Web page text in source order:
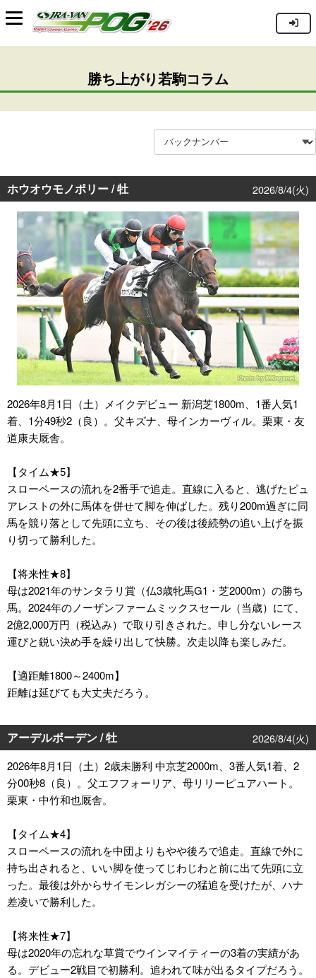
勝ち上がり若駒コラム
ホウオウモノポリー / 牡 2026/8/4(火)
2026年8月1日（土）メイクデビュー 新潟芝1800m、1番人気1
着、1分49秒2（良）。父キズナ、母インカーヴィル。栗東・友
道康夫厩舎。
【タイム★5】
スローペースの流れを2番手で追走。直線に入ると、逃げたピュ
アレストの外に馬体を併せて脚を伸ばした。残り200m過ぎに同
馬を競り落として先頭に立ち、その後は後続勢の追い上げを振
り切って勝利した。
【将来性★8】
母は2021年のサンタラリ賞（仏3歳牝馬G1・芝2000m）の勝ち
馬。2024年のノーザンファームミックスセール（当歳）にて、
2億2,000万円（税込み）で取り引きされた。申し分ないレース
運びと鋭い決め手を繰り出して快勝。次走以降も楽しみだ。
【適距離1800～2400m】
距離は延びても大丈夫だろう。
アーデルボーデン / 牡
2026/8/4(火)
2026年8月1日（土）2歳未勝利 中京芝2000m、3番人気1着、2
分00秒8（良）。父エフフォーリア、母リリーピュアハート。
栗東・中竹和也厩舎。
【タイム★4】
スローペースの流れを中団よりもやや後ろで追走。直線で外に
持ち出されると、いい脚を使ってじわじわと前に出て先頭に立
った。最後は外からサイモンレガシーの猛追を受けたが、ハナ
差凌いで勝利した。
【将来性★7】
母は2020年の忘れな草賞でウインマイティーの3着の実績があ
る。デビュー2戦目で初勝利。追われて味が出るタイプだろう。